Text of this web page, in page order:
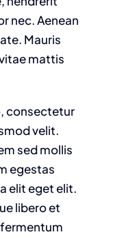
nec. Aenean
Mauris
mattis
consectetur
velit.
sed mollis
egestas
elit eget elit.
libero et